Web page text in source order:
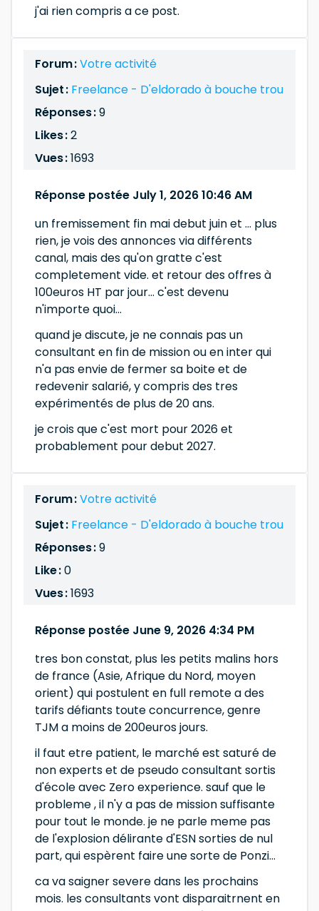
j'ai rien compris a ce post.
Forum :Votre activité
Sujet : Freelance - D'eldorado à bouche trou
Réponses :9
Likes :2
Vues :1693
Réponse postée July 1, 2026 10:46 AM
un fremissement fin mai debut juin et ... plus
rien, je vois des annonces via différents
canal, mais des qu'on gratte c'est
completement vide. et retour des offres à
100euros HT par jour... c'est devenu
n'importe quoi...
quand je discute, je ne connais pas un
consultant en fin de mission ou en inter qui
n'a pas envie de fermer sa boite et de
redevenir salarié, y compris des tres
expérimentés de plus de 20 ans.
je crois que c'est mort pour 2026 et
probablement pour debut 2027.
Forum :Votre activité
Sujet : Freelance - D'eldorado à bouche trou
Réponses :9
Like :0
Vues :1693
Réponse postée June 9, 2026 4:34 PM
tres bon constat, plus les petits malins hors
de france (Asie, Afrique du Nord, moyen
orient) qui postulent en full remote a des
tarifs défiants toute concurrence, genre
TJM a moins de 200euros jours.
il faut etre patient, le marché est saturé de
non experts et de pseudo consultant sortis
d'école avec Zero experience. sauf que le
probleme , il n'y a pas de mission suffisante
pour tout le monde. je ne parle meme pas
de l'explosion délirante d'ESN sorties de nul
part, qui espèrent faire une sorte de Ponzi...
ca va saigner severe dans les prochains
mois. les consultants vont disparaitrnent en